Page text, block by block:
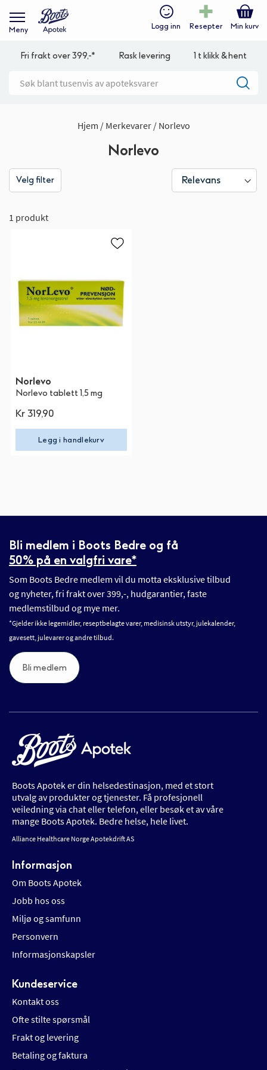
Meny Logg inn Resepter Min kurv
Fri frakt over 399,-* Rask levering 1 t klikk & hent
Hjem Merkevarer Norlevo
Norlevo
Velg filter
1 produkt
Norlevo
Norlevo tablett 1,5 mg
Kr 319,90
Legg i handlekurv
Bli medlem i Boots Bedre og få
50% på en valgfri vare*
Som Boots Bedre medlem vil du motta eksklusive tilbud
og nyheter, fri frakt over 399,-, hudgarantier, faste
medlemstilbud og mye mer.
*Gjelder ikke legemidler, reseptbelagte varer, medisinsk utstyr, julekalender,
gavesett, julevarer og andre tilbud.
Bli medlem
Boots Apotek er din helsedestinasjon, med et stort
utvalg av produkter og tjenester. Få profesjonell
veiledning via chat eller telefon, eller besøk et av våre
mange Boots Apotek. Bedre helse, hele livet.
Alliance Healthcare Norge Apotekdrift AS
Informasjon
Om Boots Apotek
Jobb hos oss
Miljø og samfunn
Personvern
Informasjonskapsler
Kundeservice
Kontakt oss
Ofte stilte spørsmål
Frakt og levering
Betaling og faktura